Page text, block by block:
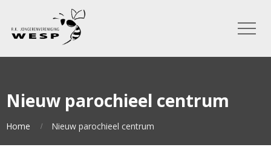
Nieuw parochieel centrum
Home Nieuw parochieel centrum